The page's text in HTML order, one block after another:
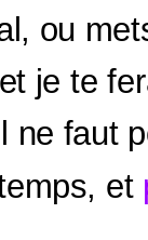
ou
je te
ne faut
et